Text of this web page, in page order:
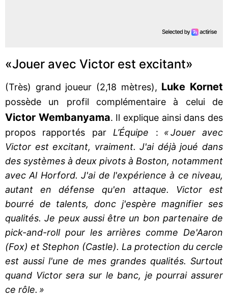
«Jouer avec Victor est excitant»
(Très) grand joueur (2,18 mètres), Luke Kornet
possède un profil complémentaire à celui de
Victor Wembanyama. Il explique ainsi dans des
propos rapportés par L’Équipe : « Jouer avec
Victor est excitant, vraiment. J'ai déjà joué dans
des systèmes à deux pivots à Boston, notamment
avec Al Horford. J'ai de l'expérience à ce niveau,
autant en défense qu'en attaque. Victor est
bourré de talents, donc j'espère magnifier ses
qualités. Je peux aussi être un bon partenaire de
pick-and-roll pour les arrières comme De'Aaron
(Fox) et Stephon (Castle). La protection du cercle
est aussi l'une de mes grandes qualités. Surtout
quand Victor sera sur le banc, je pourrai assurer
ce rôle. »